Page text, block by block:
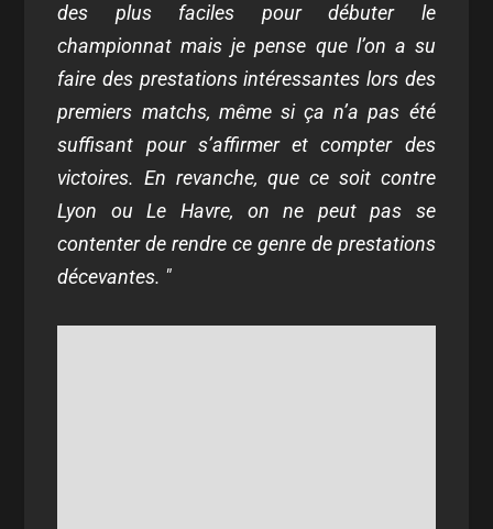
des plus faciles pour débuter le
championnat mais je pense que l’on a su
faire des prestations intéressantes lors des
premiers matchs, même si ça n’a pas été
suffisant pour s’affirmer et compter des
victoires. En revanche, que ce soit contre
Lyon ou Le Havre, on ne peut pas se
contenter de rendre ce genre de prestations
décevantes. "